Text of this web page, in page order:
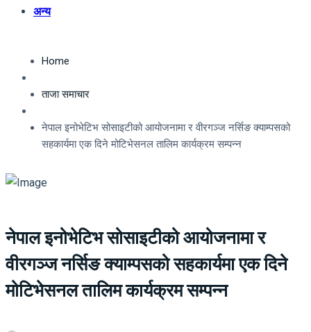
अन्य
Home
ताजा समाचार
नेपाल इनोभेटिभ सोसाइटीको आयोजनामा र वीरगञ्ज नर्सिङ क्याम्पसको
सहकार्यमा एक दिने मोटिभेसनल तालिम कार्यक्रम सम्पन्न
नेपाल इनोभेटिभ सोसाइटीको आयोजनामा र
वीरगञ्ज नर्सिङ क्याम्पसको सहकार्यमा एक दिने
मोटिभेसनल तालिम कार्यक्रम सम्पन्न